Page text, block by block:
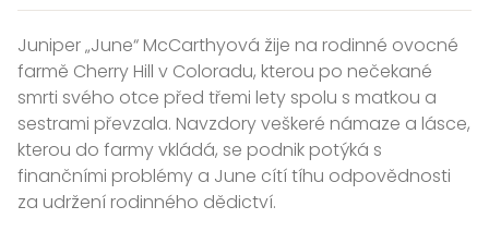
Juniper „June“ McCarthyová žije na rodinné ovocné
farmě Cherry Hill v Coloradu, kterou po nečekané
smrti svého otce před třemi lety spolu s matkou a
sestrami převzala. Navzdory veškeré námaze a lásce,
kterou do farmy vkládá, se podnik potýká s
finančními problémy a June cítí tíhu odpovědnosti
za udržení rodinného dědictví.